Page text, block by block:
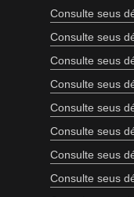
Consulte seus
Consulte seus
Consulte seus
Consulte seus
Consulte seus
Consulte seus
Consulte seus
Consulte seus